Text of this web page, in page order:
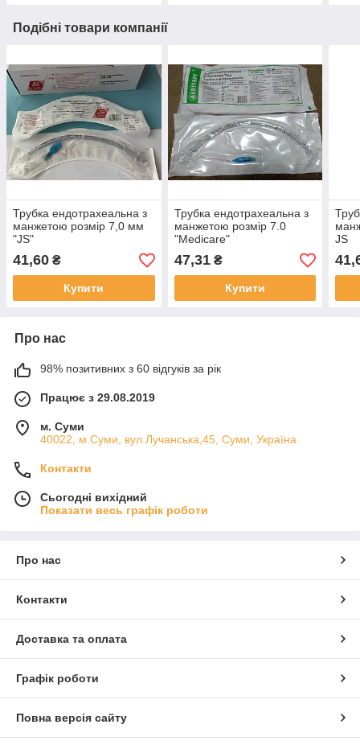
Подібні товари компанії
Трубка ендотрахеальна з
манжетою розмір 7,0 мм
"JS"
41,60 ₴
Купити
Трубка ендотрахеальна з
манжетою розмір 7.0
"Medicare"
47,31₴
Купити
JS
Про нас
98% позитивних з 60 відгуків за рік
Працює з 29.08.2019
м. Суми
40022, м.Суми, вул.Лучанська,45, Суми, Україна
Контакти
Сьогодні вихідний
Показати весь графік роботи
Про нас
Контакти
Доставка та оплата
Графік роботи
Повна версія сайту